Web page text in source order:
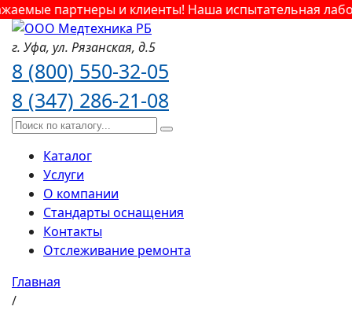
партнеры и клиенты! Наша испытательная
г. Уфа, ул. Рязанская, д.5
8 (800) 550-32-05
8 (347) 286-21-08
Каталог
Услуги
О компании
Стандарты оснащения
Контакты
Отслеживание ремонта
Главная
/